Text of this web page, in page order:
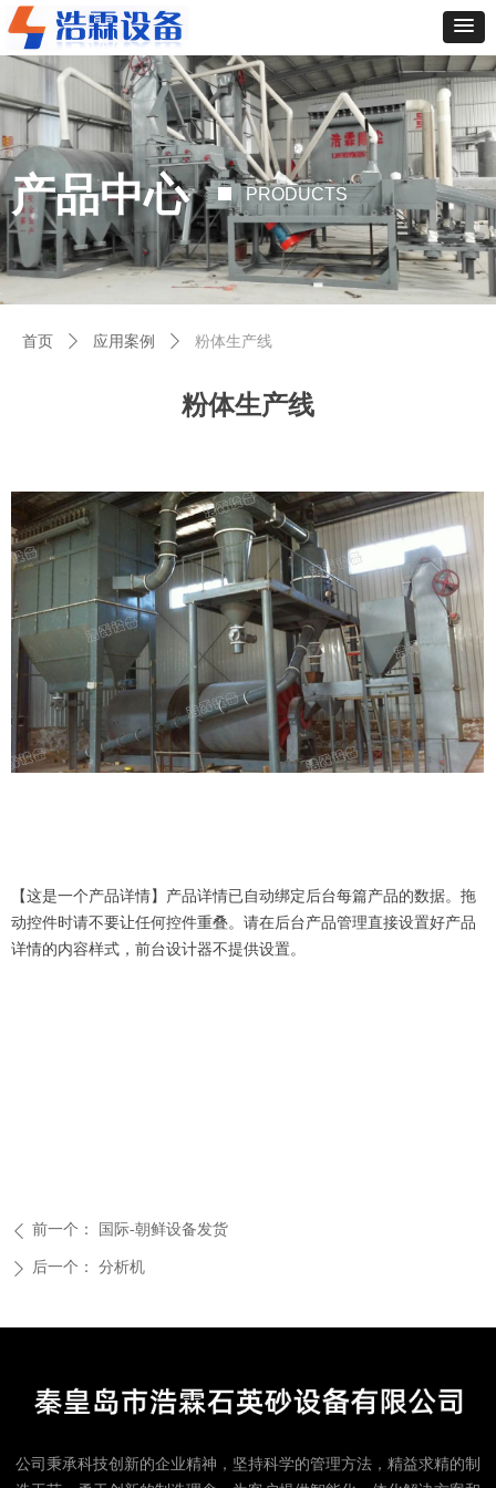
粉体生产线
【这是一个产品详情】产品详情已自动绑定后台每篇产品的数据。拖
动控件时请不要让任何控件重叠。请在后台产品管理直接设置好产品
详情的内容样式，前台设计器不提供设置。
首页 ꄲ 应用案例 ꄲ 粉体生产线
ꄴ 前一个： 国际-朝鲜设备发货
ꄲ 后一个： 分析机
产品中心 PRODUCTS
公司秉承科技创新的企业精神，坚持科学的管理方法，精益求精的制